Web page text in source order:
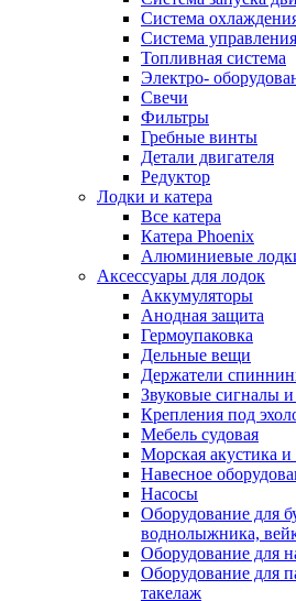
Система
Система управления
Топливная система
Электро-
Свечи
Фильтры
Гребные винты
Детали двигателя
Редуктор
Лодки и катера
Все катера
Катера Phoenix
Алюминиевые
Аксессуары для лодок
Аккумуляторы
Анодная защита
Гермоупаковка
Дельные вещи
Держатели
Звуковые сигналы
Крепления под
Мебель судовая
Морская акустика и
Навесное
Насосы
Оборудование для
воднолыжника,
Оборудование для
Оборудование для
такелаж